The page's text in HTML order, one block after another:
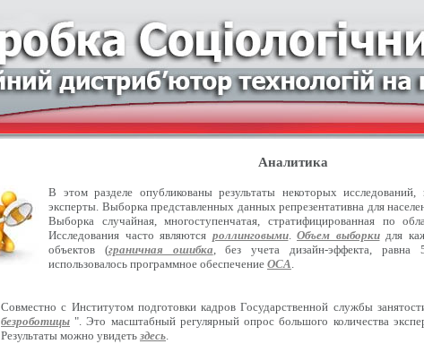
Аналитика
В этом разделе опубликованы результаты некоторых
эксперты. Выборка представленных данных репрезентативна для
Выборка случайная, многоступенчатая, стратифицированная по
Исследования часто являются роллинговыми. Объем выборкидля
объектов (граничная ошибка, без учета дизайн-эффекта, равна
использовалось программное обеспечение ОСА.
Совместно с Институтом подготовки кадров Государственной службы
безроботицы ". Это масштабный регулярный опрос большого количества
Результаты можно увидеть здесь.